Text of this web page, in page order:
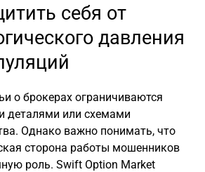
себя от
давления
о брокерах ограничиваются
деталями или схемами
Однако важно понимать, что
сторона работы мошенников
роль. Swift Option Market